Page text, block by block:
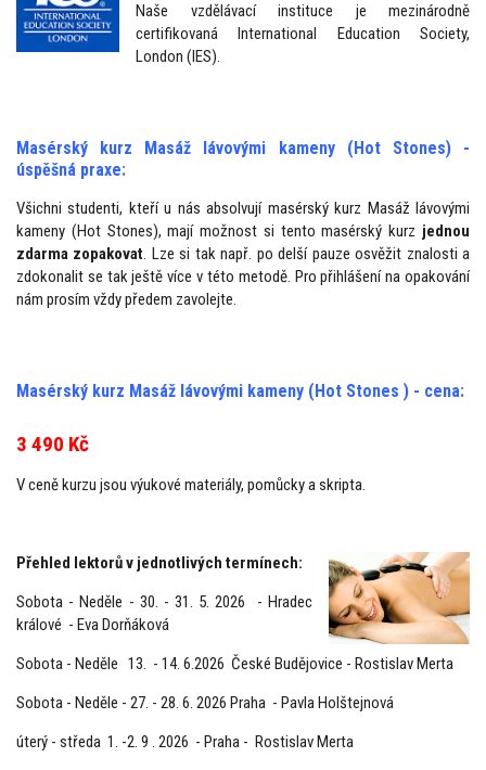
Naše vzdělávací instituce je mezinárodně
certifikovaná International Education Society,
London (IES).
Masérský kurz Masáž lávovými kameny (Hot Stones) -
úspěšná praxe:
Všichni studenti, kteří u nás absolvují masérský kurz Masáž lávovými
kameny (Hot Stones), mají možnost si tento masérský kurz jednou
zdarma zopakovat. Lze si tak např. po delší pauze osvěžit znalosti a
zdokonalit se tak ještě více v této metodě. Pro přihlášení na opakování
nám prosím vždy předem zavolejte.
Masérský kurz Masáž lávovými kameny (Hot Stones ) - cena:
3 490 Kč
V ceně kurzu jsou výukové materiály, pomůcky a skripta.
Přehled lektorů v jednotlivých termínech:
Sobota - Neděle - 30. - 31. 5. 2026 - Hradec
králové - Eva Dorňáková
Sobota - Neděle 13. - 14. 6.2026 České Budějovice - Rostislav Merta
Sobota - Neděle - 27. - 28. 6. 2026 Praha - Pavla Holštejnová
úterý - středa 1. -2. 9 . 2026 - Praha - Rostislav Merta